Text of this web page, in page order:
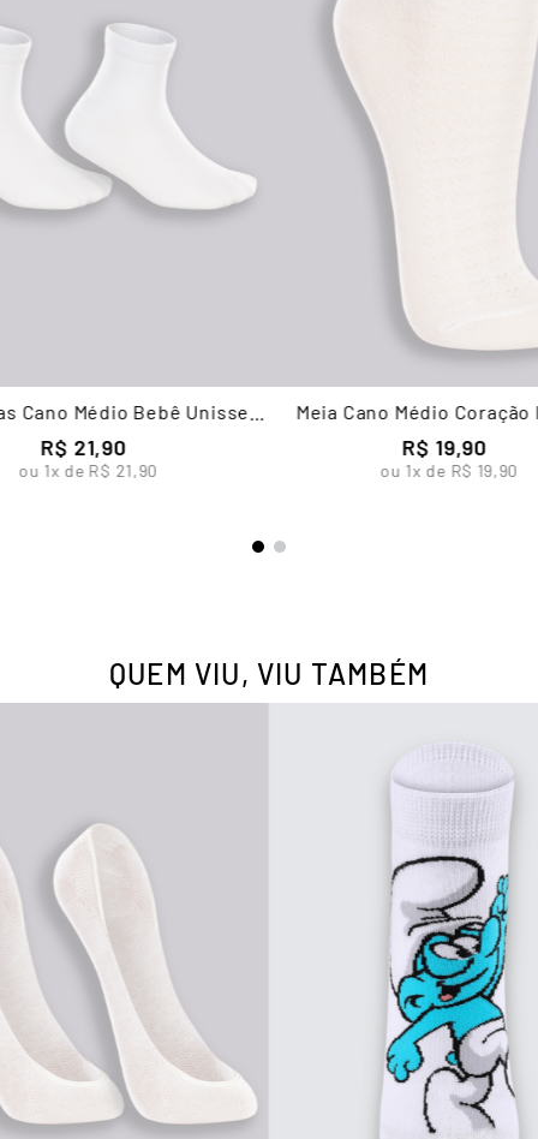
Cano Médio Bebê Unissex
Lupo
R$ 21,90
ou 1x deR$ 21,90
Meia Cano Médio
Feminina Lupo
R$ 19,90
ou 1x de R$ 19,90
QUEM VIU, VIU TAMBÉM